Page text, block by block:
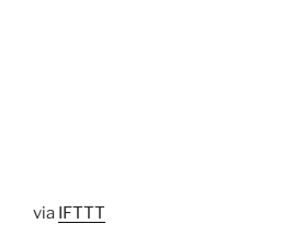
via IFTTT